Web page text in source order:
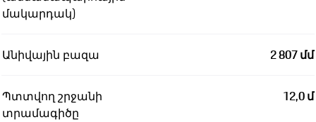
մակարդակ)
Անիվային բազա 2 807 մմ
Պտտվող շրջանի
տրամագիծը
12,0 մ